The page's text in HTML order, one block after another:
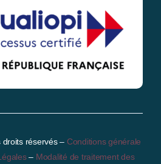
droits réservés– Conditions générale
– Modalité de traitement des